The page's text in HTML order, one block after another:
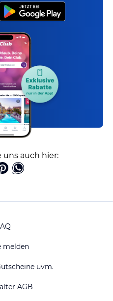
uns auch hier:
melden
uvm.
AGB